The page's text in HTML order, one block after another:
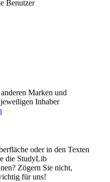
Benutzer
Marken und
Inhaber
oder in den Texten
die StudyLib
Zögern Sie nicht,
für uns!